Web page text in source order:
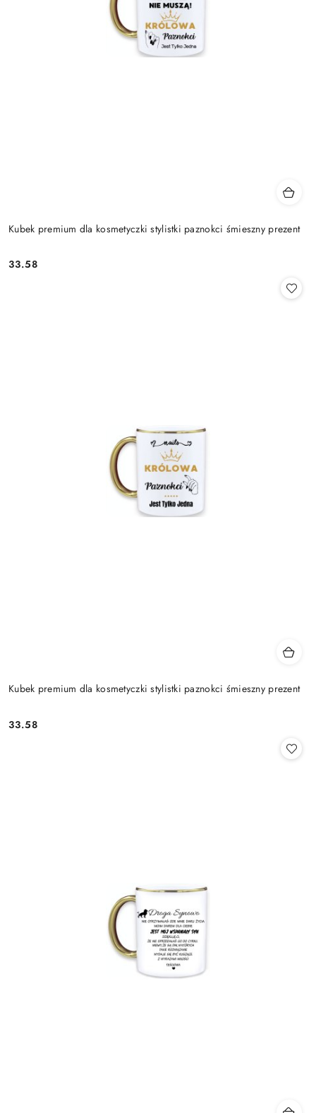
Kubek premium dla kosmetyczki stylistki paznokci śmieszny prezent
Cena:
33.58
Kubek premium dla kosmetyczki stylistki paznokci śmieszny prezent
Cena:
33.58